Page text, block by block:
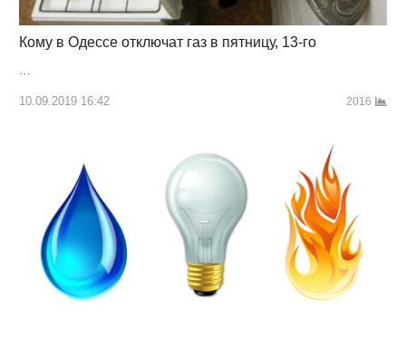
Кому в Одессе отключат газ в пятницу, 13-го
10.09.2019 16:42 2016